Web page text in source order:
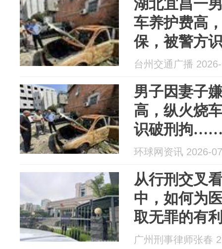
湖北宜昌一
车养护费高
保，被警方
出所送“洗心
台州交通广播
男子因妻子
高，纵火烧
识破刑拘……
送“洗心革面
环球网资讯 2026-
从行刑交叉
中，如何为
取无罪的有
广州刑事律师张春